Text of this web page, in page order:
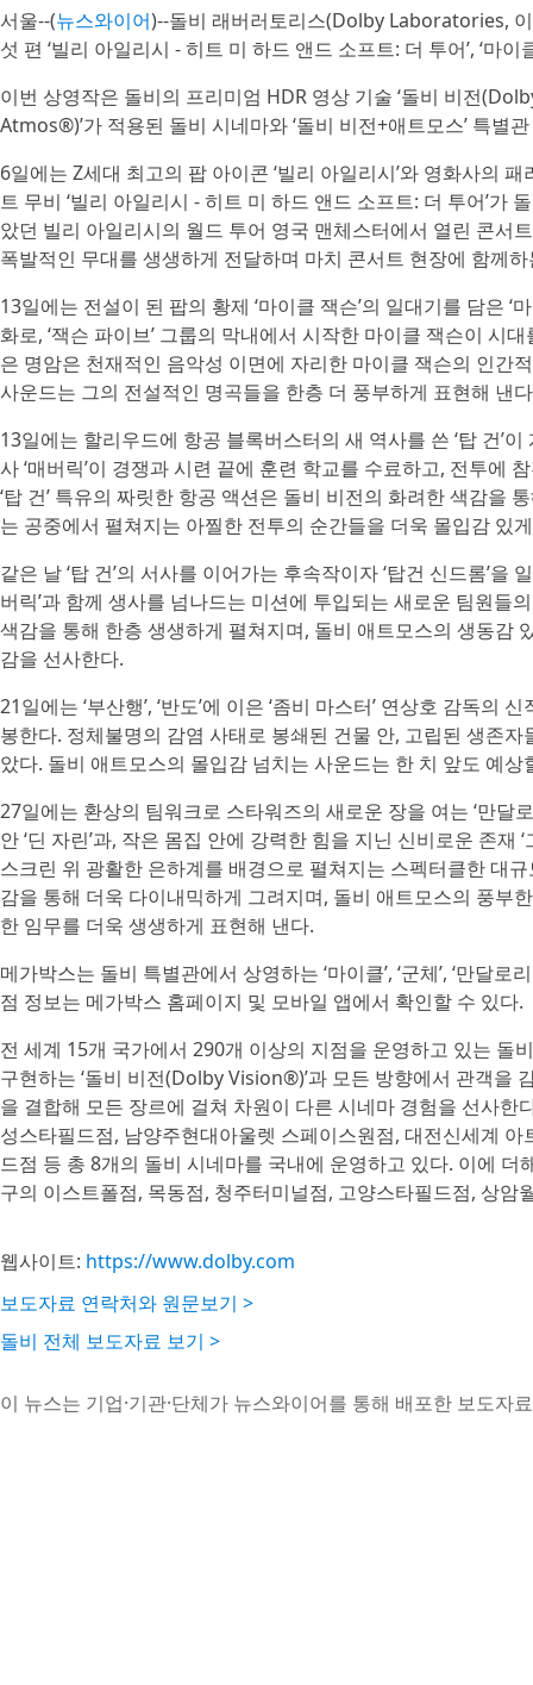
서울--(뉴스와이어)--돌비 래버러토리스(Dolby Laboratories,
섯 편 ‘빌리 아일리시 - 히트 미 하드 앤드 소프트: 더 투어’, ‘마이
이번 상영작은 돌비의 프리미엄 HDR 영상 기술 ‘돌비 비전
Atmos®)’가 적용된 돌비 시네마와 ‘돌비 비전+애트모스’ 특별
6일에는 Z세대 최고의 팝 아이콘 ‘빌리 아일리시’와 영화사의
트 무비 ‘빌리 아일리시 - 히트 미 하드 앤드 소프트: 더 투어’
았던 빌리 아일리시의 월드 투어 영국 맨체스터에서 열린 콘서
폭발적인 무대를 생생하게 전달하며 마치 콘서트 현장에 함께
13일에는 전설이 된 팝의 황제 ‘마이클 잭슨’의 일대기를 담은 ‘
화로, ‘잭슨 파이브’ 그룹의 막내에서 시작한 마이클 잭슨이 시
은 명암은 천재적인 음악성 이면에 자리한 마이클 잭슨의 인간
사운드는 그의 전설적인 명곡들을 한층 더 풍부하게 표현해 낸
13일에는 할리우드에 항공 블록버스터의 새 역사를 쓴 ‘탑 건’
사 ‘매버릭’이 경쟁과 시련 끝에 훈련 학교를 수료하고, 전투에
‘탑 건’ 특유의 짜릿한 항공 액션은 돌비 비전의 화려한 색감을
는 공중에서 펼쳐지는 아찔한 전투의 순간들을 더욱 몰입감 있
같은 날 ‘탑 건’의 서사를 이어가는 후속작이자 ‘탑건 신드롬’을
버릭’과 함께 생사를 넘나드는 미션에 투입되는 새로운 팀원
색감을 통해 한층 생생하게 펼쳐지며, 돌비 애트모스의 생동감
감을 선사한다.
21일에는 ‘부산행’, ‘반도’에 이은 ‘좀비 마스터’ 연상호 감독의
봉한다. 정체불명의 감염 사태로 봉쇄된 건물 안, 고립된 생존
았다. 돌비 애트모스의 몰입감 넘치는 사운드는 한 치 앞도 예
27일에는 환상의 팀워크로 스타워즈의 새로운 장을 여는 ‘만달
안 ‘딘 자린’과, 작은 몸집 안에 강력한 힘을 지닌 신비로운 존
스크린 위 광활한 은하계를 배경으로 펼쳐지는 스펙터클한 대
감을 통해 더욱 다이내믹하게 그려지며, 돌비 애트모스의 풍부
한 임무를 더욱 생생하게 표현해 낸다.
메가박스는 돌비 특별관에서 상영하는 ‘마이클’, ‘군체’, ‘만달
점 정보는 메가박스 홈페이지 및 모바일 앱에서 확인할 수 있다.
전 세계 15개 국가에서 290개 이상의 지점을 운영하고 있는 돌
구현하는 ‘돌비 비전(Dolby Vision®)’과 모든 방향에서 관객을
을 결합해 모든 장르에 걸쳐 차원이 다른 시네마 경험을 선사
성스타필드점, 남양주현대아울렛 스페이스원점, 대전신세계
드점 등 총 8개의 돌비 시네마를 국내에 운영하고 있다. 이에 더
구의 이스트폴점, 목동점, 청주터미널점, 고양스타필드점, 상
웹사이트: https://www.dolby.com
보도자료 연락처와 원문보기 >
돌비 전체 보도자료 보기 >
이 뉴스는 기업·기관·단체가 뉴스와이어를 통해 배포한 보도자